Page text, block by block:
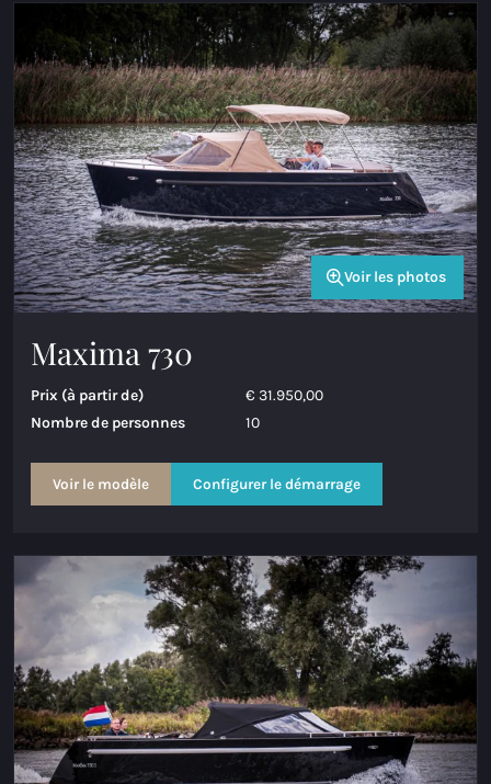
Voir les photos
Maxima 730
Prix (à partir de)
€ 31.950,00
Nombre de personnes
10
Voir le modèle Configurer le démarrage